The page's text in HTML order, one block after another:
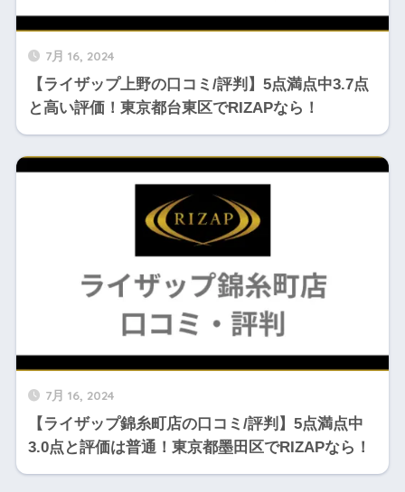
7月 16, 2024
【ライザップ上野の口コミ/評判】5点満点中3.7点
と高い評価！東京都台東区でRIZAPなら！
7月 16, 2024
【ライザップ錦糸町店の口コミ/評判】5点満点中
3.0点と評価は普通！東京都墨田区でRIZAPなら！